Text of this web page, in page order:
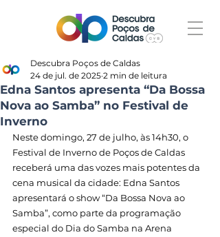
Edna Santos apresenta “Da Bossa
Nova ao Samba” no Festival de
Inverno
Descubra Poços de Caldas
24 de jul. de 2025 2 min de leitura
Neste domingo, 27 de julho, às 14h30, o
Festival de Inverno de Poços de Caldas
receberá uma das vozes mais potentes da
cena musical da cidade: Edna Santos
apresentará o show “Da Bossa Nova ao
Samba”, como parte da programação
especial do Dia do Samba na Arena